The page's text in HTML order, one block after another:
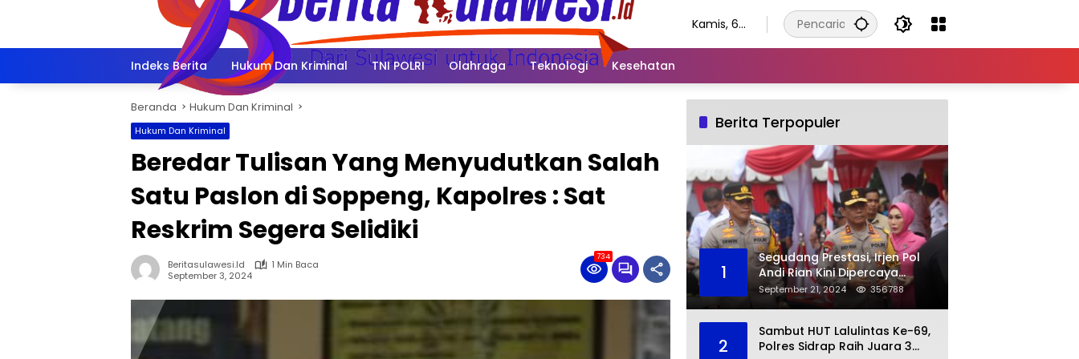
Kamis, 6
Indeks Berita Hukum Dan Kriminal TNI POLRI Olahraga Teknologi Kesehatan
Beranda Hukum Dan Kriminal
Hukum Dan Kriminal
Beredar Tulisan Yang Menyudutkan Salah
Satu Paslon di Soppeng, Kapolres : Sat
Reskrim Segera Selidiki
Beritasulawesi.id
1 Min Baca
September 3, 2024
734
Berita Terpopuler
1
Segudang Prestasi, Irjen Pol
Andi Rian Kini Dipercaya
Jabat Kapolda Ketiga Kalinya
September 21, 2024 356788
2
Sambut HUT Lalulintas Ke-69,
Polres Sidrap Raih Juara 3